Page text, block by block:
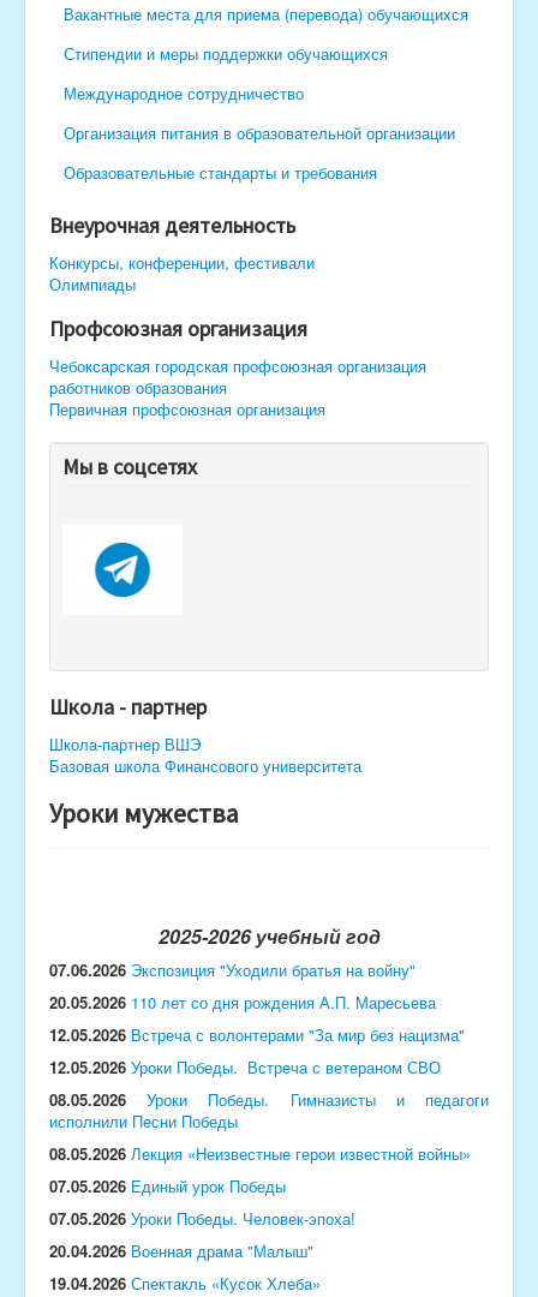
Вакантные места для приема (перевода) обучающихся
Стипендии и меры поддержки обучающихся
Международное сотрудничество
Организация питания в образовательной организации
Образовательные стандарты и требования
Внеурочная деятельность
Конкурсы, конференции, фестивали
Олимпиады
Профсоюзная организация
Чебоксарская городская профсоюзная организация
работников образования
Первичная профсоюзная организация
Мы в соцсетях
Школа - партнер
Школа-партнер ВШЭ
Базовая школа Финансового университета
Уроки мужества
2025-2026 учебный год
07.06.2026 Экспозиция "Уходили братья на войну"
20.05.2026 110 лет со дня рождения А.П. Маресьева
12.05.2026 Встреча с волонтерами "За мир без нацизма"
12.05.2026 Уроки Победы. Встреча с ветераном СВО
08.05.2026
Уроки Победы. Гимназисты и педагоги
исполнили Песни Победы
08.05.2026 Лекция «Неизвестные герои известной войны»
07.05.2026 Единый урок Победы
07.05.2026 Уроки Победы. Человек-эпоха!
20.04.2026 Военная драма "Малыш"
19.04.2026 Спектакль «Кусок Хлеба»